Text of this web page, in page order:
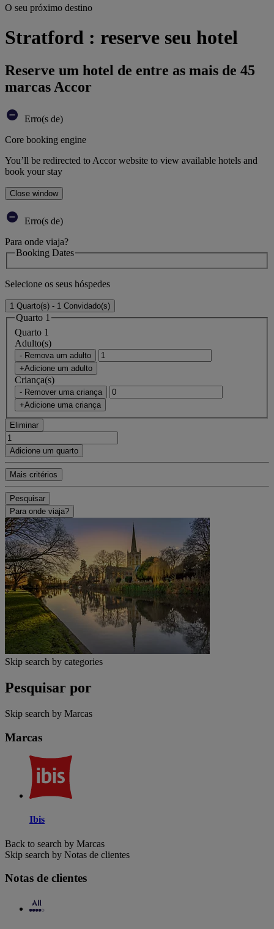
O seu próximo destino
Stratford : reserve seu hotel
Reserve um hotel de entre as mais de 45
marcas Accor
Erro(s de)
Core booking engine
You’ll be redirected to Accor website to view available hotels and
book your stay
Close window
Erro(s de)
Para onde viaja?
Booking Dates
Selecione os seus hóspedes
1 Quarto(s) - 1 Convidado(s)
Quarto 1
Quarto 1
Adulto(s)
- Remova um adulto
+Adicione um adulto
Criança(s)
- Remover uma criança
+Adicione uma criança
Eliminar
Adicione um quarto
Mais critérios
Pesquisar
Para onde viaja?
Skip search by categories
Pesquisar por
Skip search by Marcas
Marcas
Ibis
Back to search by Marcas
Skip search by Notas de clientes
Notas de clientes